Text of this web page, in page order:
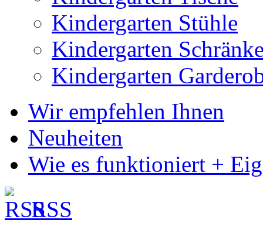
Kindergarten Stühle
Kindergarten
Kindergarten
Wir empfehlen Ihnen
Neuheiten
Wie es funktioniert +
RSS